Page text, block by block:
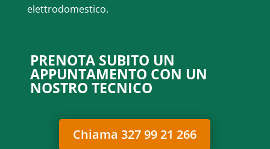
elettrodomestico.
PRENOTA SUBITO UN
APPUNTAMENTO CON UN
NOSTRO TECNICO
Chiama 327 99 21 266